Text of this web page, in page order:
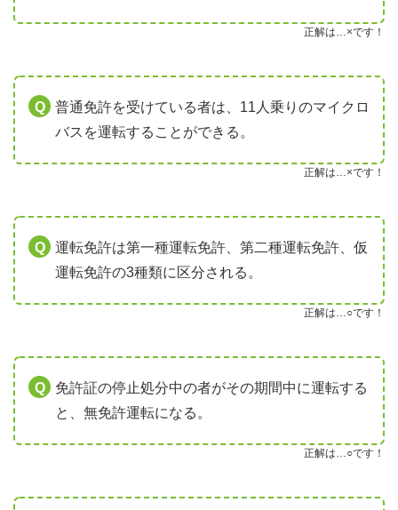
正解は…×です！
普通免許を受けている者は、11人乗りのマイクロ
バスを運転することができる。
正解は…×です！
運転免許は第一種運転免許、第二種運転免許、仮
運転免許の3種類に区分される。
正解は…○です！
免許証の停止処分中の者がその期間中に運転する
と、無免許運転になる。
正解は…○です！